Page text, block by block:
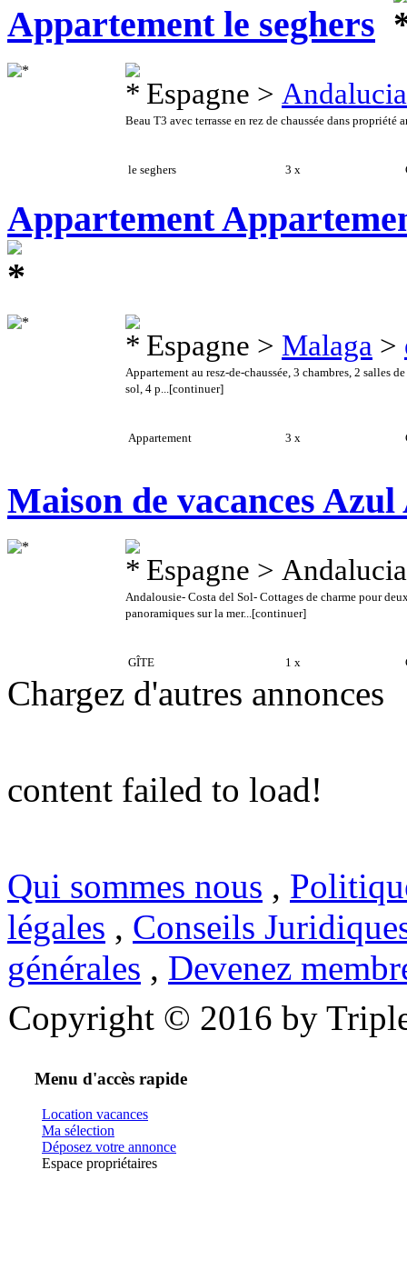
Appartement le seghers
Espagne > Andalucia
Beau T3 avec terrasse en rez de chaussée dans
le seghers 3 x
Appartement
Espagne > Malaga >
Appartement au resz-de-chaussée, 3 chambres, 2 salles
sol, 4 p... [continuer]
Appartement 3 x
Maison de vacances
Espagne > Andalucia
Andalousie- Costa del Sol- Cottages de charme pour
panoramiques sur la mer...[continuer]
GÎTE 1 x
Chargez d'autres annonces
content failed to load!
Qui sommes nous ,
légales , Conseils
générales , Devenez
Copyright © 2016 by
Menu d'accès rapide
Location vacances
Ma sélection
Déposez votre annonce
Espace propriétaires